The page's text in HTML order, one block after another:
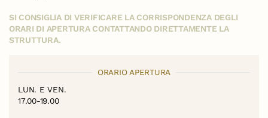
SI CONSIGLIA DI VERIFICARE LA CORRISPONDENZA DEGLI
ORARI DI APERTURA CONTATTANDO DIRETTAMENTE LA
STRUTTURA.
ORARIO APERTURA
LUN. E VEN.
17.00-19.00